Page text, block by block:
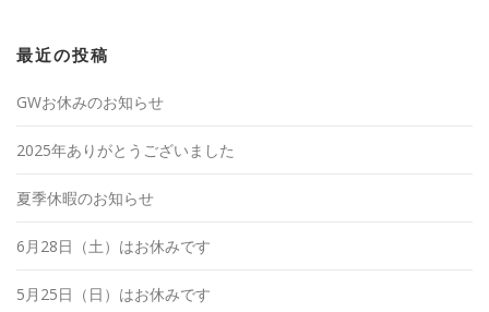
最近の投稿
GWお休みのお知らせ
2025年ありがとうございました
夏季休暇のお知らせ
6月28日（土）はお休みです
5月25日（日）はお休みです